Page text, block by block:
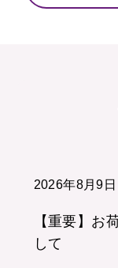
2026年8月9日
【重要】お
して